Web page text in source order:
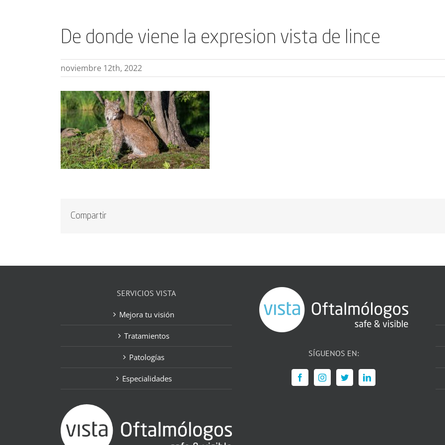
De donde viene la expresion vista de lince
noviembre 12th, 2022
Compartir
SERVICIOS VISTA
Mejora tu visión
Tratamientos
Patologías
Especialidades
SÍGUENOS EN: